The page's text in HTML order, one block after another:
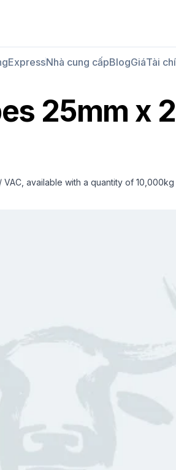
ExpressNhà cung cấpBlogGiáTài
25mm x
available with a quantity of